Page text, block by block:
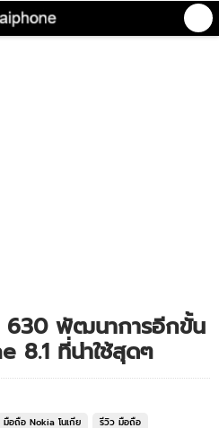
630 พัฒนาการอีกขั้น
8.1 ที่น่าใช้สุดๆ
มือถือ Nokia โนเกีย รีวิว มือถือ